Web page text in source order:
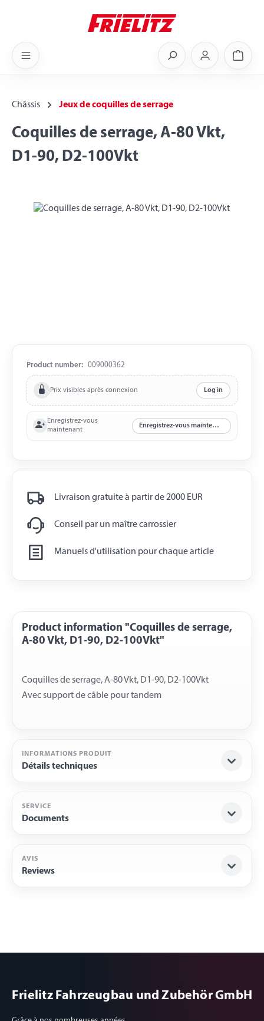
Châssis Jeux de coquilles de serrage
Coquilles de serrage, A-80 Vkt,
D1-90, D2-100Vkt
Skip image gallery
Product number: 009000362
Prix visibles après connexion Log in
Enregistrez-vous
maintenant
Enregistrez-vous maintenant
Livraison gratuite à partir de 2000 EUR
Conseil par un maître carrossier
Manuels d'utilisation pour chaque article
Product information "Coquilles de serrage,
A-80 Vkt, D1-90, D2-100Vkt"
Coquilles de serrage, A-80 Vkt, D1-90, D2-100Vkt
INFORMATIONS PRODUIT
Détails techniques
SERVICE
Documents
AVIS
Reviews
Frielitz Fahrzeugbau und Zubehör GmbH